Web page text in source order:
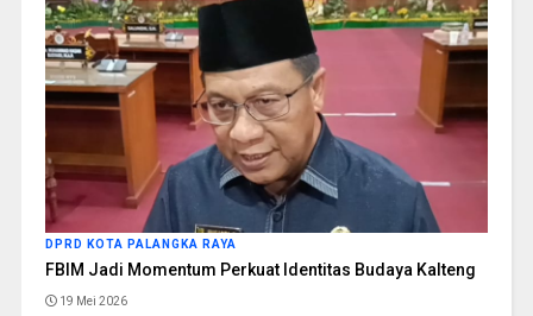
DPRD KOTA PALANGKA RAYA
FBIM Jadi Momentum Perkuat Identitas Budaya Kalteng
19 Mei 2026